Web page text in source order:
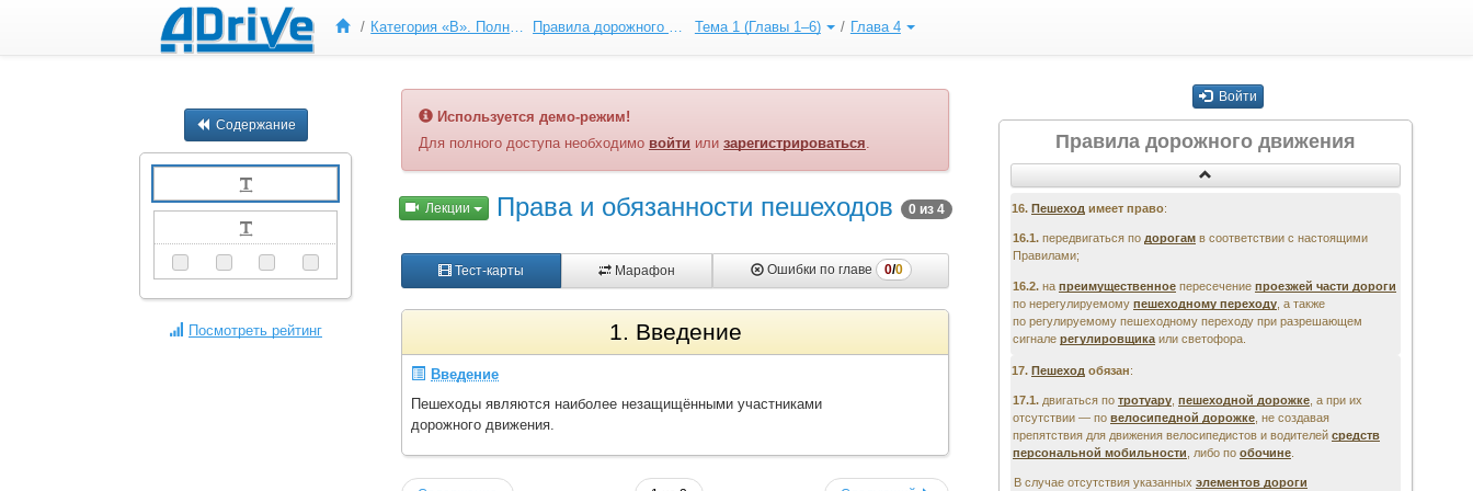
Категория «B». Полный курс ПДД Правила дорожного движения Тема 1 (Главы 1–6) Глава 4
Содержание
Посмотреть рейтинг
Используется демо-режим!
Для полного доступа необходимо войти или зарегистрироваться.
Лекции Права и обязанности пешеходов 0 из 4
Тест-карты Марафон Ошибки по главе 0/0
1. Введение
Введение
Пешеходы являются наиболее незащищёнными участниками
дорожного движения.
Войти
Правила дорожного движения
16. Пешеход имеет право:
16.1. передвигаться по дорогам в соответствии с настоящими
Правилами;
16.2. на преимущественное пересечение проезжей части дороги
по нерегулируемому пешеходному переходу , а также
по регулируемому пешеходному переходу при разрешающем
сигнале регулировщика или светофора.
17. Пешеход обязан:
17.1. двигаться по тротуару пешеходной дорожке , а при их
отсутствии — по велосипедной дорожке , не создавая
препятствия для движения велосипедистов и водителей средств
персональной мобильности , либо по обочине
В случае отсутствия указанных элементов дороги